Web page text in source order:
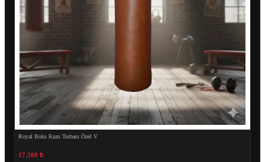
Royal Boks Kum Torbası Özel V
17.500 ₺